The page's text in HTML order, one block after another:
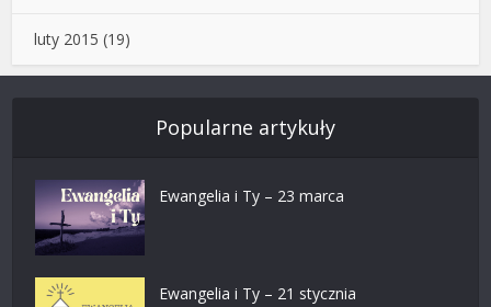
luty 2015 (19)
Popularne artykuły
Ewangelia i Ty – 23 marca
Ewangelia i Ty – 21 stycznia